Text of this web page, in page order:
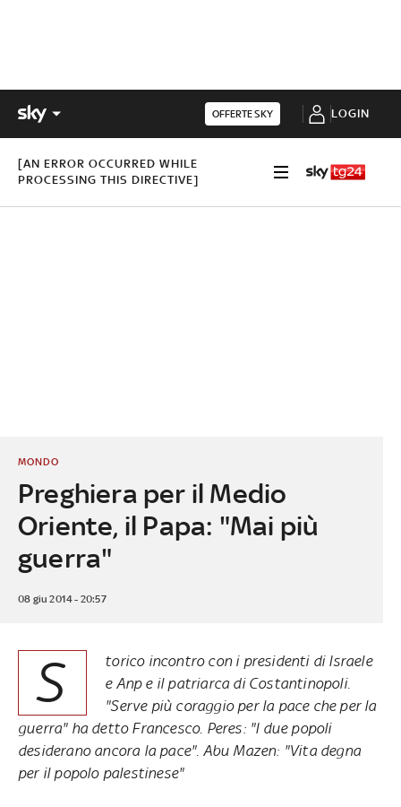
OFFERTE SKY LOGIN
[AN ERROR OCCURRED WHILE
PROCESSING THIS DIRECTIVE]
Preghiera per il Medio
Oriente, il Papa: "Mai più
guerra"
MONDO
08 giu 2014 - 20:57
S
torico incontro con i presidenti di Israele
e Anp e il patriarca di Costantinopoli.
"Serve più coraggio per la pace che per la
guerra" ha detto Francesco. Peres: "I due popoli
desiderano ancora la pace". Abu Mazen: "Vita degna
per il popolo palestinese"